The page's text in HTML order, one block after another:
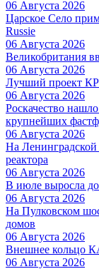
06 Августа 2026
Царское Село
Russie
06 Августа 2026
Великобритания
06 Августа 2026
Лучший проект
06 Августа 2026
Роскачество
крупнейших
06 Августа 2026
На
реактора
06 Августа 2026
В июле выросла
06 Августа 2026
На Пулковском
домов
06 Августа 2026
Внешнее кольцо
06 Августа 2026